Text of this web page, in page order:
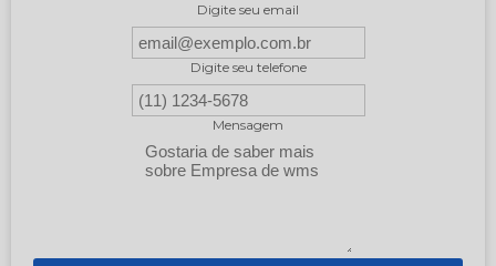
Digite seu email
Digite seu telefone
Mensagem